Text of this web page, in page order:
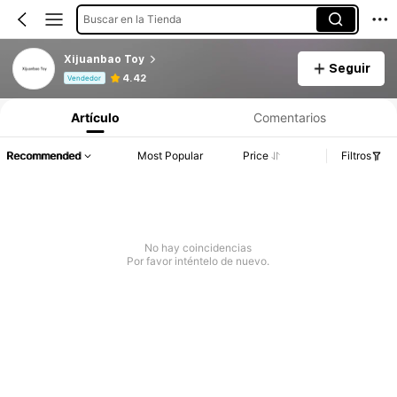
Buscar en la Tienda
Xijuanbao Toy
Vendedor 4.42
Seguir
Artículo Comentarios
Recommended Most Popular Price Filtros
No hay coincidencias
Por favor inténtelo de nuevo.